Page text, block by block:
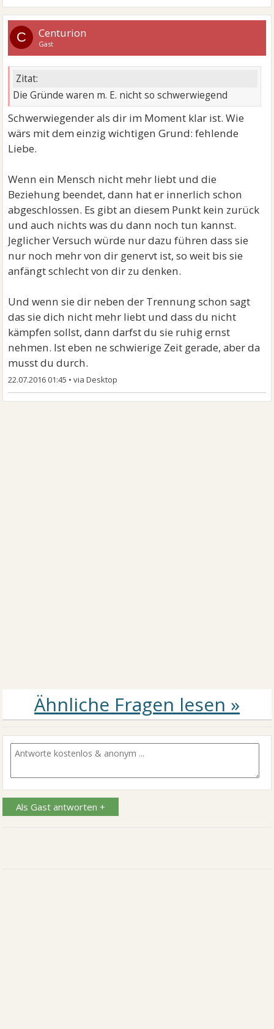
C Centurion
Gast
Zitat:
Die Gründe waren m. E. nicht so schwerwiegend
Schwerwiegender als dir im Moment klar ist. Wie
wärs mit dem einzig wichtigen Grund: fehlende
Liebe.
Wenn ein Mensch nicht mehr liebt und die
Beziehung beendet, dann hat er innerlich schon
abgeschlossen. Es gibt an diesem Punkt kein zurück
und auch nichts was du dann noch tun kannst.
Jeglicher Versuch würde nur dazu führen dass sie
nur noch mehr von dir genervt ist, so weit bis sie
anfängt schlecht von dir zu denken.
Und wenn sie dir neben der Trennung schon sagt
das sie dich nicht mehr liebt und dass du nicht
kämpfen sollst, dann darfst du sie ruhig ernst
nehmen. Ist eben ne schwierige Zeit gerade, aber da
musst du durch.
22.07.2016 01:45 •
Als Gast antworten +